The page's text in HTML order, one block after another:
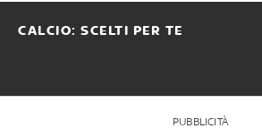
CALCIO: SCELTI PER TE
PUBBLICITÀ